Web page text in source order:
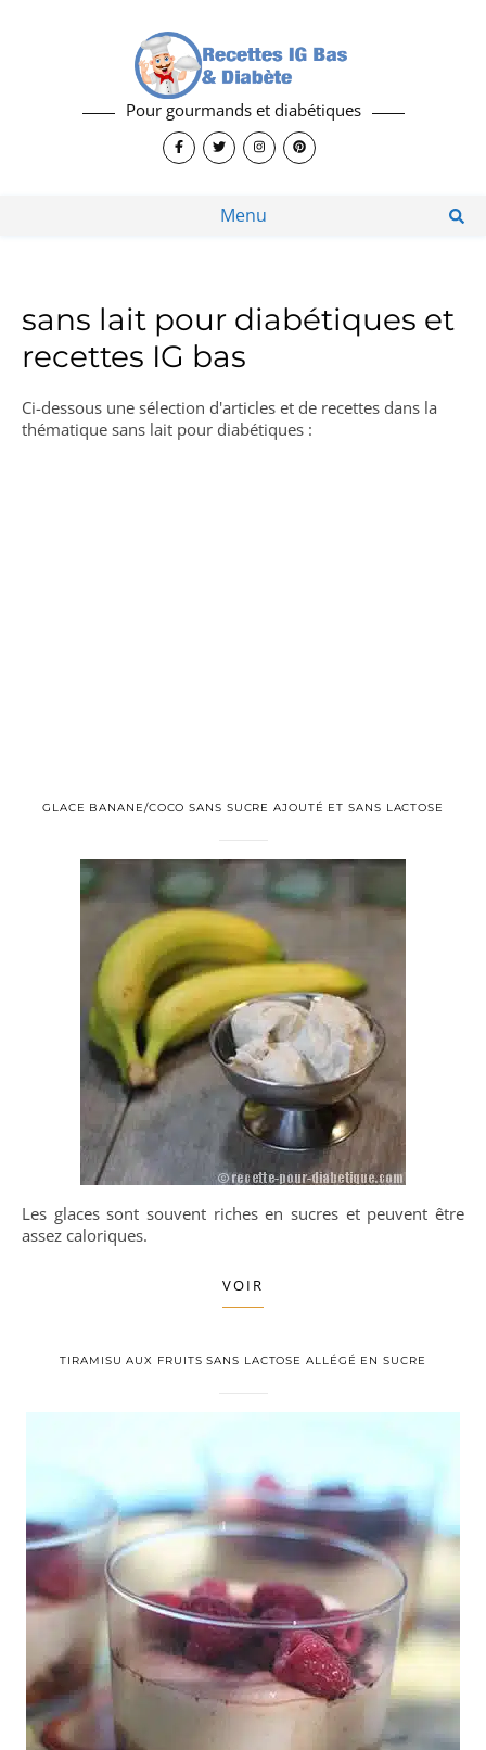
Pour gourmands et diabétiques
Menu
sans lait pour diabétiques et
recettes IG bas
Ci-dessous une sélection d'articles et de recettes dans la
thématique sans lait pour diabétiques :
GLACE BANANE/COCO SANS SUCRE AJOUTÉ ET SANS LACTOSE
Les glaces sont souvent riches en sucres et peuvent être
assez caloriques.
VOIR
TIRAMISU AUX FRUITS SANS LACTOSE ALLÉGÉ EN SUCRE